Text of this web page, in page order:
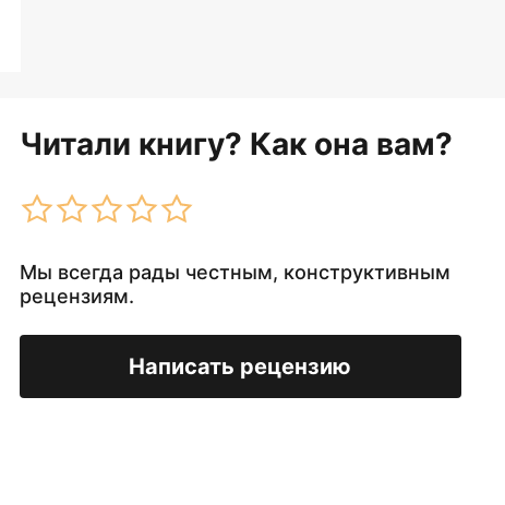
Читали книгу? Как она вам?
Мы всегда рады честным, конструктивным
рецензиям.
Написать рецензию